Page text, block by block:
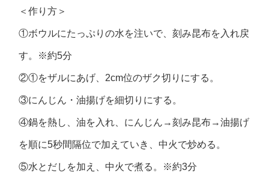
＜作り方＞
①ボウルにたっぷりの水を注いで、刻み昆布を入れ戻
す。※約5分
②①をザルにあげ、2cm位のザク切りにする。
③にんじん・油揚げを細切りにする。
④鍋を熱し、油を入れ、にんじん→刻み昆布→油揚げ
を順に5秒間隔位で加えていき、中火で炒める。
⑤水とだしを加え、中火で煮る。※約3分